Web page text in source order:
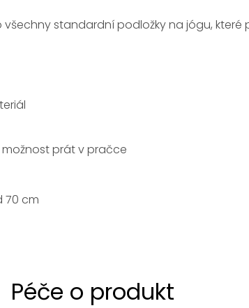
všechny standardní podložky na jógu, které
prát v pračce
70 cm
Péče o produkt